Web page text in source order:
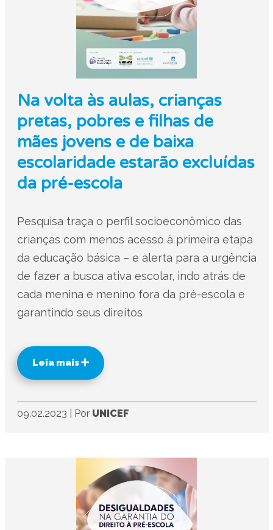
Na volta às aulas, crianças
pretas, pobres e filhas de
mães jovens e de baixa
escolaridade estarão excluídas
da pré-escola
Pesquisa traça o perfil socioeconômico das
crianças com menos acesso à primeira etapa
da educação básica – e alerta para a urgência
de fazer a busca ativa escolar, indo atrás de
cada menina e menino fora da pré-escola e
garantindo seus direitos
Leia mais
09.02.2023 Por UNICEF